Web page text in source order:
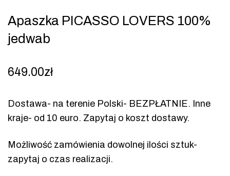
Apaszka PICASSO LOVERS 100%
jedwab
649.00zł
Dostawa- na terenie Polski- BEZPŁATNIE. Inne
kraje- od 10 euro. Zapytaj o koszt dostawy.
Możliwość zamówienia dowolnej ilości sztuk-
zapytaj o czas realizacji.